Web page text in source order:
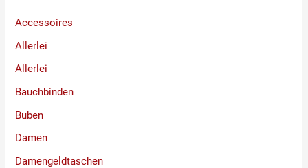
Accessoires
Allerlei
Allerlei
Bauchbinden
Buben
Damen
Damengeldtaschen